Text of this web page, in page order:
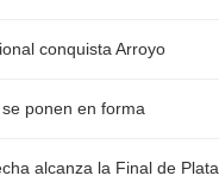
conquista Arroyo
ponen en forma
alcanza la Final de